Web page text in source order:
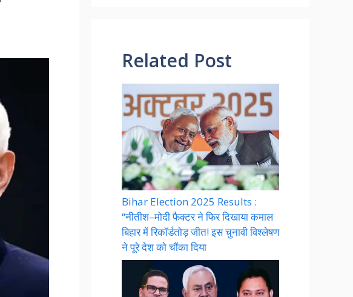
Related Post
Bihar Election 2025 Results :
“नीतीश–मोदी फैक्टर ने फिर दिखाया कमाल
बिहार में रिकॉर्डतोड़ जीत! इस चुनावी विश्लेषण
ने पूरे देश को चौंका दिया